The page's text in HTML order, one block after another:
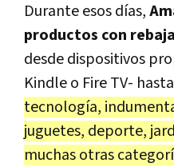
Durante esos días,
productos con
desde dispositivos
Kindle o Fire TV-
tecnología,
juguetes, deporte,
muchas otras